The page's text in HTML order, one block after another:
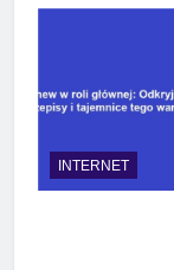
INTERNET